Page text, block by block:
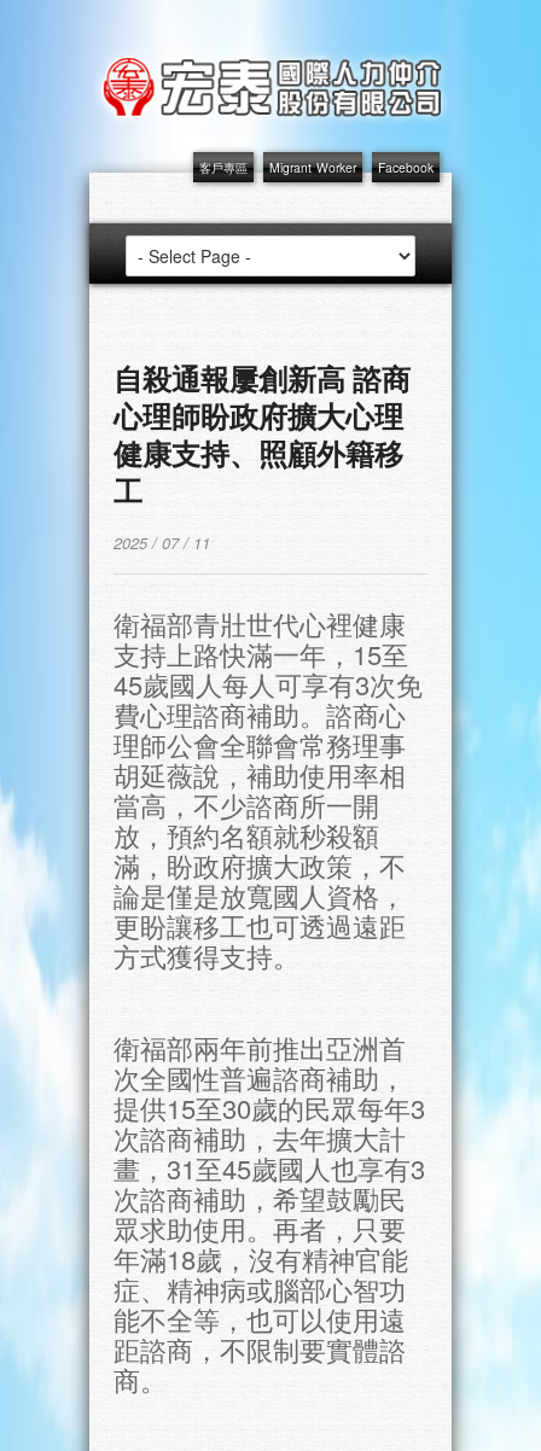
客戶專區 Migrant Worker Facebook
自殺通報屢創新高 諮商
心理師盼政府擴大心理
健康支持、照顧外籍移
工
2025 / 07 / 11
衛福部青壯世代心裡健康
支持上路快滿一年，15至
45歲國人每人可享有3次免
費心理諮商補助。諮商心
理師公會全聯會常務理事
胡延薇說，補助使用率相
當高，不少諮商所一開
放，預約名額就秒殺額
滿，盼政府擴大政策，不
論是僅是放寬國人資格，
更盼讓移工也可透過遠距
方式獲得支持。
衛福部兩年前推出亞洲首
次全國性普遍諮商補助，
提供15至30歲的民眾每年3
次諮商補助，去年擴大計
畫，31至45歲國人也享有3
次諮商補助，希望鼓勵民
眾求助使用。再者，只要
年滿18歲，沒有精神官能
症、精神病或腦部心智功
能不全等，也可以使用遠
距諮商，不限制要實體諮
商。